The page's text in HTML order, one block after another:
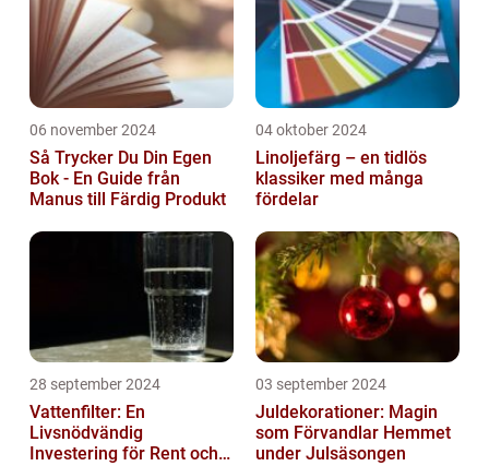
06 november 2024
Så Trycker Du Din Egen
Bok - En Guide från
Manus till Färdig Produkt
04 oktober 2024
Linoljefärg – en tidlös
klassiker med många
fördelar
28 september 2024
Vattenfilter: En
Livsnödvändig
Investering för Rent och
03 september 2024
Juldekorationer: Magin
som Förvandlar Hemmet
under Julsäsongen